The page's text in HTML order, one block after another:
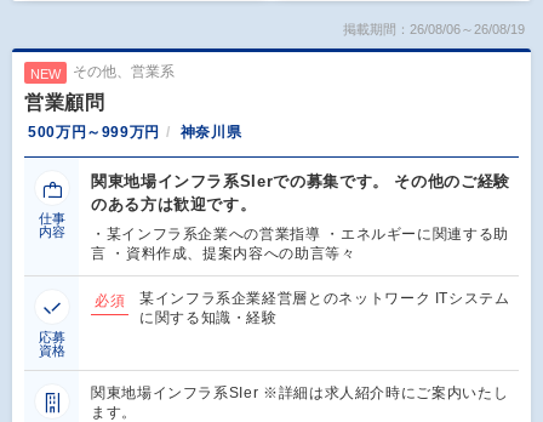
掲載期間：26/08/06～26/08/19
NEW その他、営業系
営業顧問
500万円～999万円 神奈川県
仕事
内容
関東地場インフラ系SIerでの募集です。 その他のご経験
のある方は歓迎です。
・某インフラ系企業への営業指導 ・エネルギーに関連する助
言 ・資料作成、提案内容への助言等々
応募
資格
必須
某インフラ系企業経営層とのネットワーク ITシステム
に関する知識・経験
関東地場インフラ系SIer ※詳細は求人紹介時にご案内いたし
ます。